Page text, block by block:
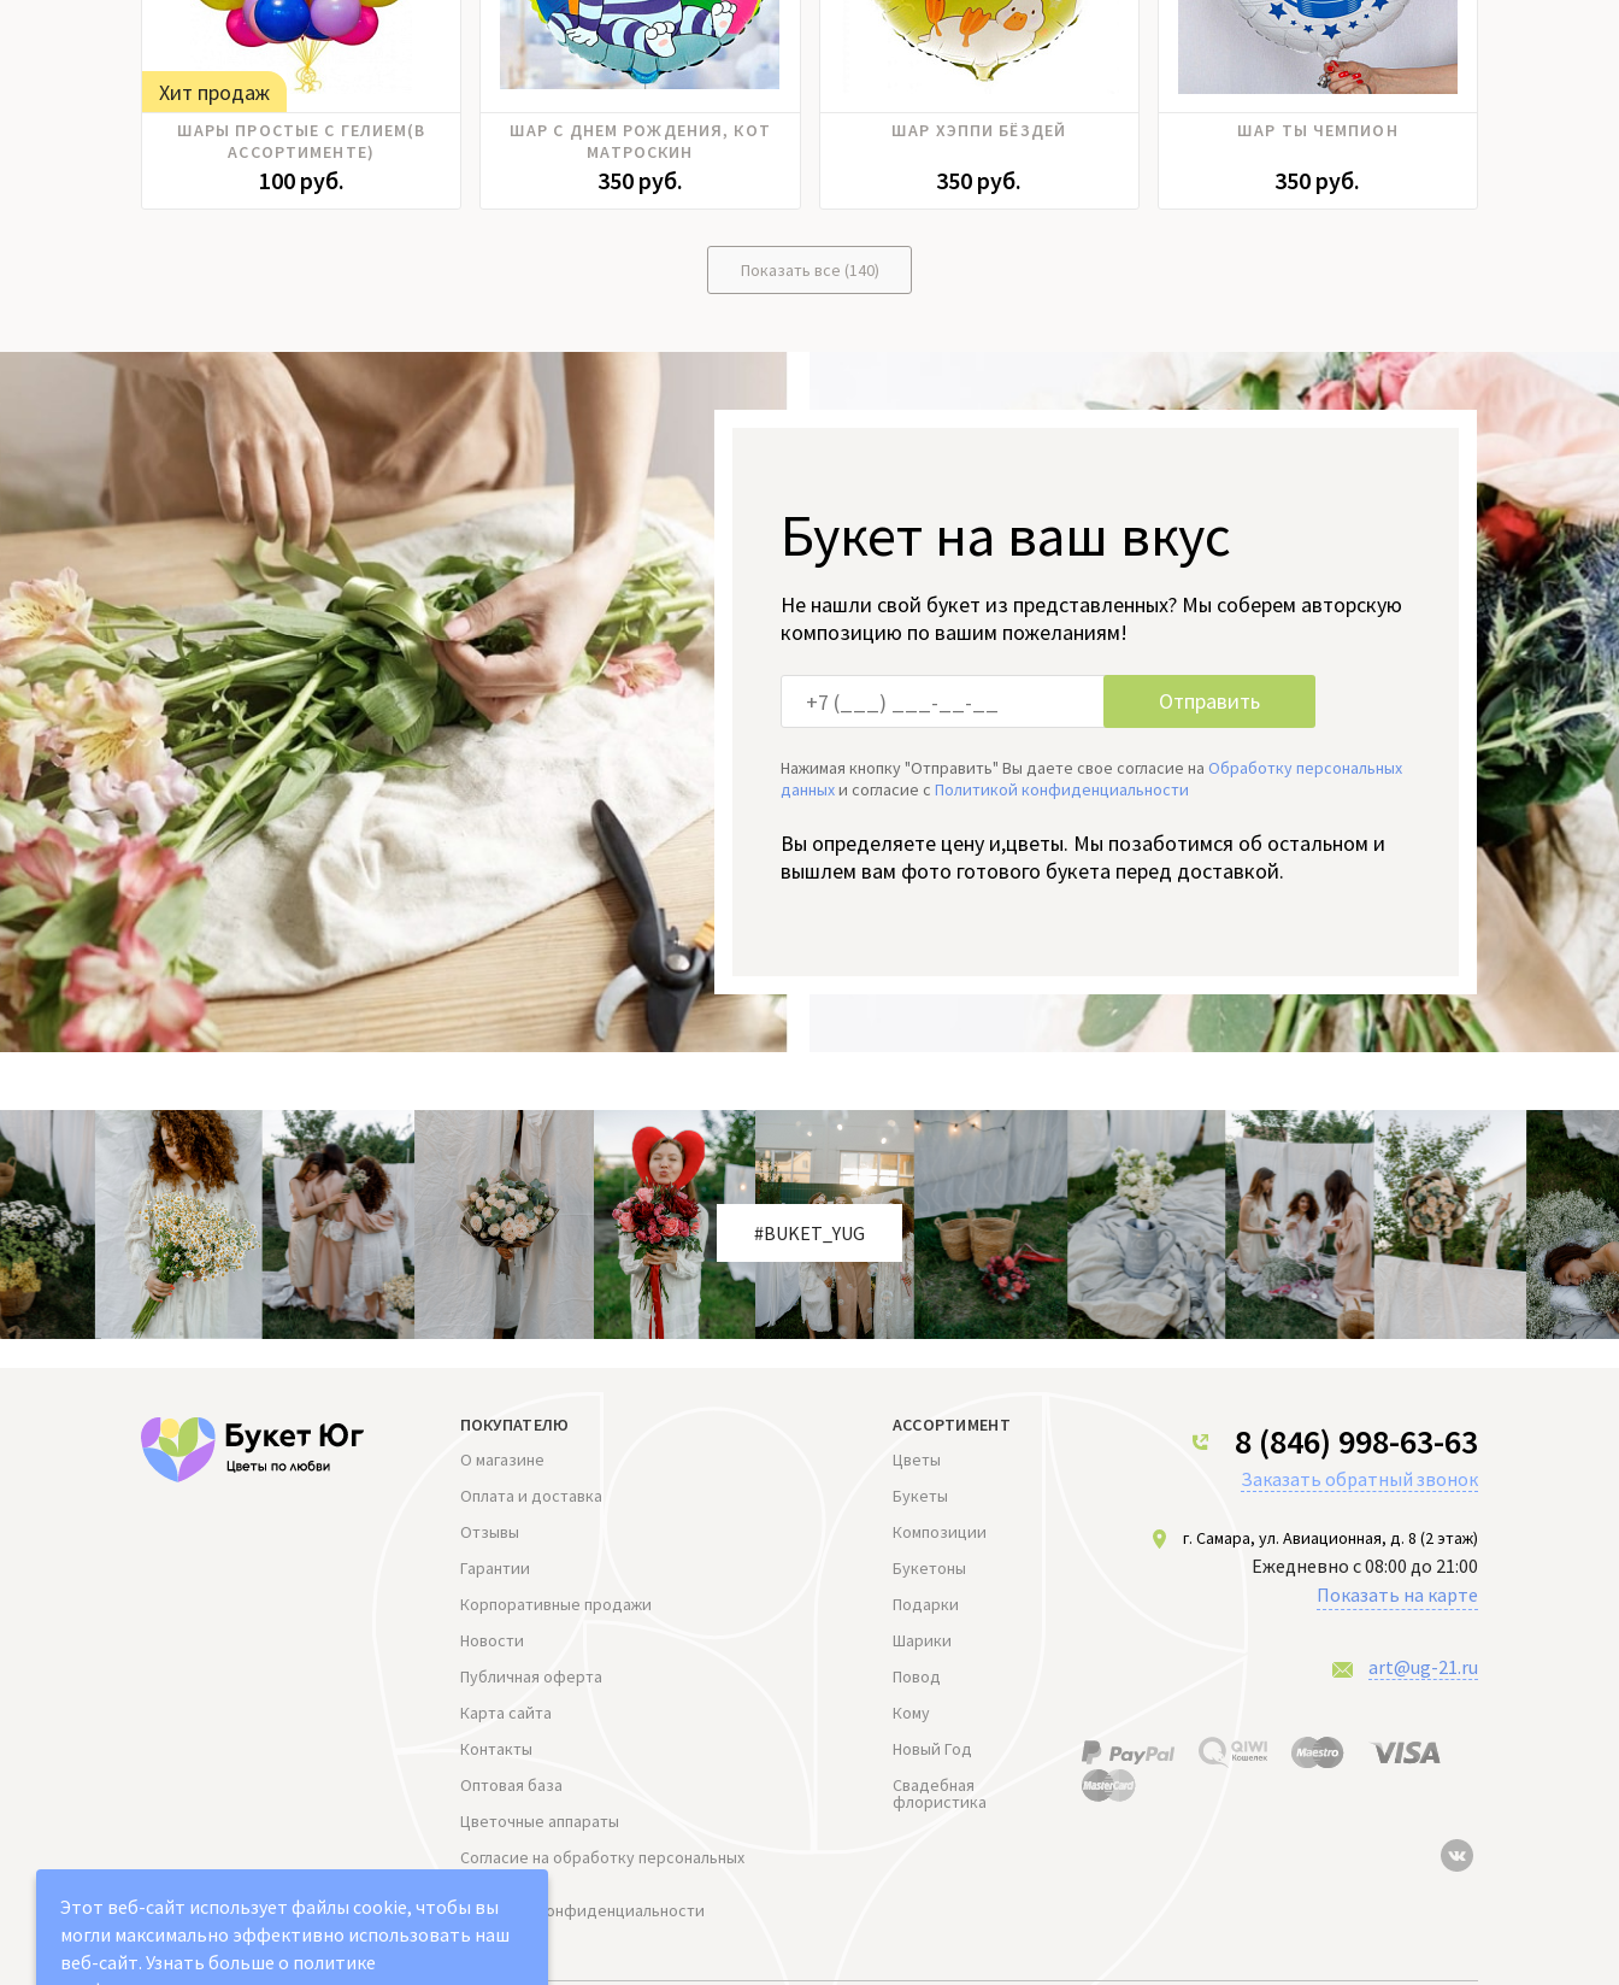
Хит продаж
ШАРЫ ПРОСТЫЕ С ГЕЛИЕМ(В
АССОРТИМЕНТЕ)
100 руб.
ШАР С ДНЕМ РОЖДЕНИЯ, КОТ
МАТРОСКИН
350 руб.
ШАР ХЭППИ БЁЗДЕЙ
350 руб.
ШАР ТЫ ЧЕМПИОН
350 руб.
Показать все (140)
Букет на ваш вкус
Не нашли свой букет из представленных? Мы соберем авторскую
композицию по вашим пожеланиям!
Нажимая кнопку "Отправить" Вы даете свое согласие на Обработку персональных
данныхи согласие cПолитикой конфиденциальности
Вы определяете цену и,цветы. Мы позаботимся об остальном и
вышлем вам фото готового букета перед доставкой.
#BUKET_YUG
ПОКУПАТЕЛЮ
О магазине
Оплата и доставка
Отзывы
Гарантии
Корпоративные продажи
Новости
Публичная оферта
Карта сайта
Контакты
Оптовая база
Цветочные аппараты
Согласие на обработку персональных
данных
Политика Конфиденциальности
АССОРТИМЕНТ
Цветы
Букеты
Композиции
Букетоны
Подарки
Шарики
Повод
Кому
Новый Год
Свадебная
флористика
8 (846) 998-63-63
Заказать обратный звонок
г. Самара, ул. Авиационная, д. 8 (2 этаж)
Ежедневно с 08:00 до 21:00
Показать на карте
art@ug-21.ru
Этот веб-сайт использует файлы cookie, чтобы вы
могли максимально эффективно использовать наш
веб-сайт. Узнать больше о политике